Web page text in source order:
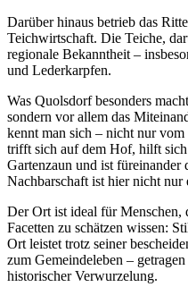
Darüber hinaus betrieb das
Teichwirtschaft. Die Teiche,
regionale Bekanntheit –
und Lederkarpfen.
Was Quolsdorf besonders
sondern vor allem das
kennt man sich – nicht nur
trifft sich auf dem Hof, hilft
Gartenzaun und ist
Nachbarschaft ist hier nicht
Der Ort ist ideal für Menschen,
Facetten zu schätzen wissen:
Ort leistet trotz seiner
zum Gemeindeleben –
historischer Verwurzelung.